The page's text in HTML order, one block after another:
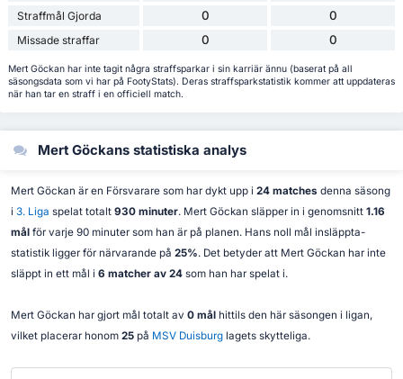
Straffmål Gjorda 0 0
Missade straffar 0 0
Mert Göckan har inte tagit några straffsparkar i sin karriär ännu (baserat på all
säsongsdata som vi har på FootyStats). Deras straffsparkstatistik kommer att uppdateras
när han tar en straff i en officiell match.
Mert Göckans statistiska analys
Mert Göckan är en Försvarare som har dykt upp i 24 matches denna säsong
i 3. Liga spelat totalt 930 minuter. Mert Göckan släpper in i genomsnitt 1.16
mål för varje 90 minuter som han är på planen. Hans noll mål insläppta-
statistik ligger för närvarande på 25%. Det betyder att Mert Göckan har inte
släppt in ett mål i 6 matcher av 24som han har spelat i.
Mert Göckan har gjort mål totalt av 0 mål hittils den här säsongen i ligan,
vilket placerar honom 25på MSV Duisburglagets skytteliga.